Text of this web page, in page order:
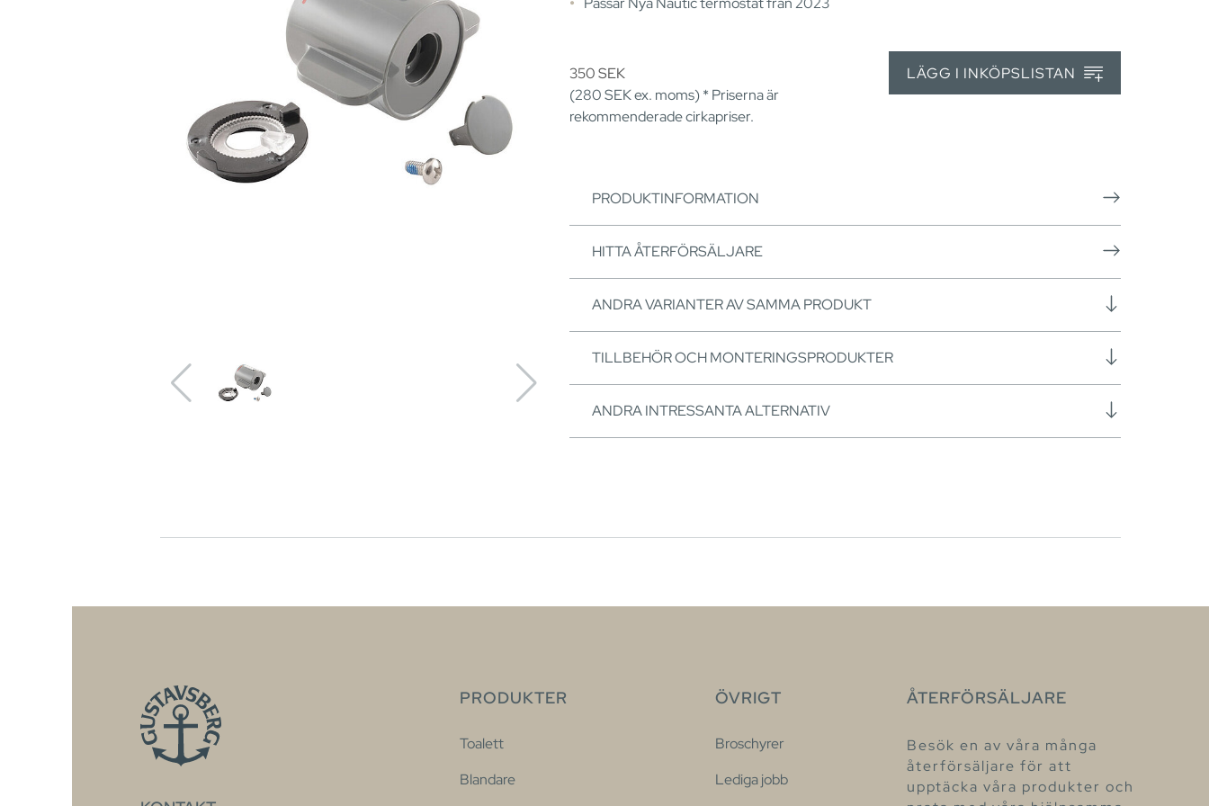
350SEK
(280SEKex. moms) * Priserna är
rekommenderade cirkapriser.
LÄGG I INKÖPSLISTAN
PRODUKTINFORMATION
HITTA ÅTERFÖRSÄLJARE
ANDRA VARIANTER AV SAMMA PRODUKT
TILLBEHÖR OCH MONTERINGSPRODUKTER
ANDRA INTRESSANTA ALTERNATIV
PRODUKTER
Toalett
Blandare
ÖVRIGT
Broschyrer
Lediga jobb
ÅTERFÖRSÄLJARE
Besök en av våra många
återförsäljare för att
upptäcka våra produkter och